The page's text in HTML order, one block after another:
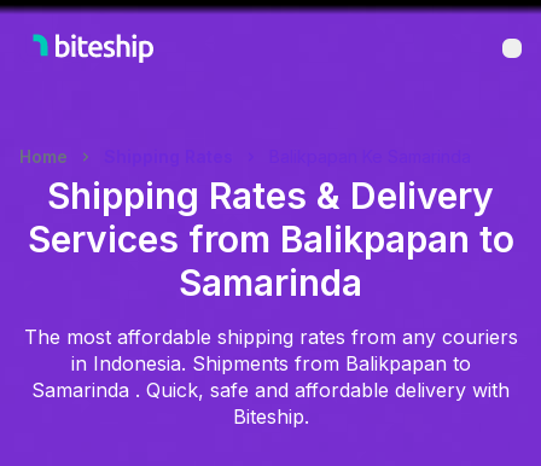
Home
Shipping Rates & Delivery
Services from Balikpapan to
Samarinda
The most affordable shipping rates from any couriers
in Indonesia. Shipments from Balikpapan to
Samarinda . Quick, safe and affordable delivery with
Biteship.